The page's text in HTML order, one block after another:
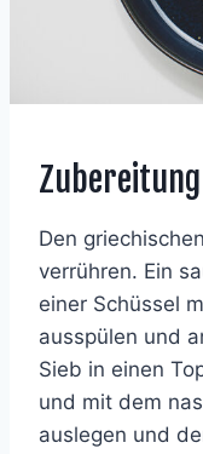
Zubereitung
Den
verrühren. Ein
einer Schüssel
ausspülen und
Sieb in einen
und mit dem
auslegen und